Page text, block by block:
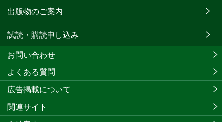
出版物のご案内
試読・購読申し込み
お問い合わせ
よくある質問
広告掲載について
関連サイト